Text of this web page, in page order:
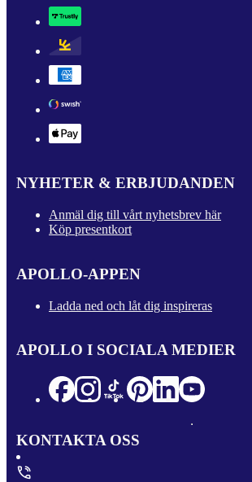
NYHETER & ERBJUDANDEN
Anmäl dig till vårt nyhetsbrev här
Köp presentkort
APOLLO-APPEN
Ladda ned och låt dig inspireras
APOLLO I SOCIALA MEDIER
KONTAKTA OSS